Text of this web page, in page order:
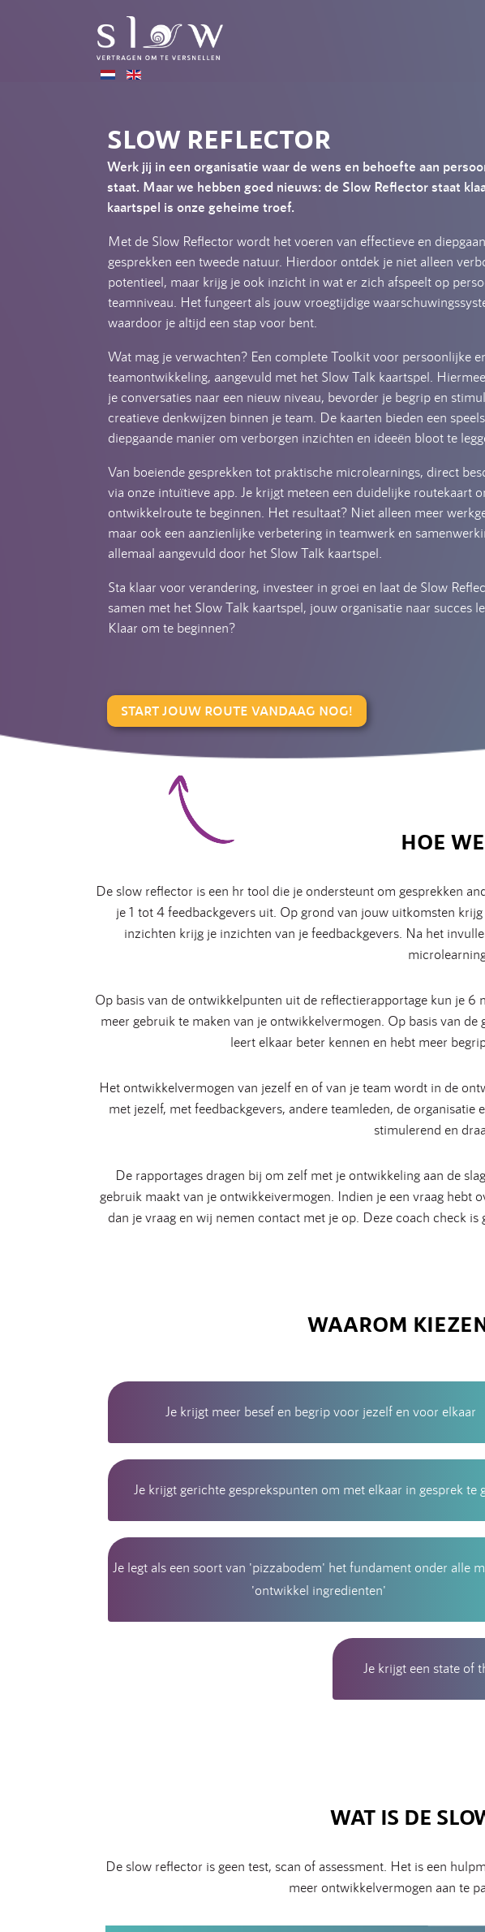
SLOW REFLECTOR
Werk jij in een organisatie waar de wens en behoefte aan
staat. Maar we hebben goed nieuws: de Slow Reflector staat
kaartspel is onze geheime troef.
Met de Slow Reflector wordt het voeren van effectieve en
gesprekken een tweede natuur. Hierdoor ontdek je niet alleen
potentieel, maar krijg je ook inzicht in wat er zich afspeelt op
teamniveau. Het fungeert als jouw vroegtijdige
waardoor je altijd een stap voor bent.
Wat mag je verwachten? Een complete Toolkit voor persoonlijke
teamontwikkeling, aangevuld met het Slow Talk kaartspel.
je conversaties naar een nieuw niveau, bevorder je begrip en
creatieve denkwijzen binnen je team. De kaarten bieden een
diepgaande manier om verborgen inzichten en ideeën bloot te
Van boeiende gesprekken tot praktische microlearnings, direct
via onze intuïtieve app. Je krijgt meteen een duidelijke routekaart
ontwikkelroute te beginnen. Het resultaat? Niet alleen meer
maar ook een aanzienlijke verbetering in teamwerk en
allemaal aangevuld door het Slow Talk kaartspel.
Sta klaar voor verandering, investeer in groei en laat de Slow
samen met het Slow Talk kaartspel, jouw organisatie naar succes
Klaar om te beginnen?
START JOUW ROUTE VANDAAG NOG!
HOE
De slow reflector is een hr tool die je ondersteunt om gesprekken
je 1 tot 4 feedbackgevers uit. Op grond van jouw uitkomsten
inzichten krijg je inzichten van je feedbackgevers. Na het
Op basis van de ontwikkelpunten uit de reflectierapportage kun je
meer gebruik te maken van je ontwikkelvermogen. Op basis van
leert elkaar beter kennen en hebt meer
Het ontwikkelvermogen van jezelf en of van je team wordt in de
met jezelf, met feedbackgevers, andere teamleden, de
stimulerend en
De rapportages dragen bij om zelf met je ontwikkeling aan de
gebruik maakt van je ontwikkeivermogen. Indien je een vraag hebt
dan je vraag en wij nemen contact met je op. Deze coach check
WAAROM
Je krijgt meer besef en begrip voor jezelf en voor elkaar
Je krijgt gerichte gesprekspunten om met elkaar in gesprek te
Je legt als een soort van 'pizzabodem' het fundament onder alle
'ontwikkel ingredienten'
Je krijgt een state of
WAT IS DE
De slow reflector is geen test, scan of assessment. Het is een
meer ontwikkelvermogen aan te